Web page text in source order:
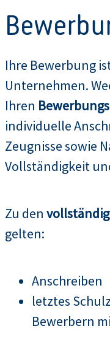
Ihre Bewerbung
Unternehmen.
Ihren
individuelle
Zeugnisse sowie
Vollständigkeit
Zu den
gelten:
Anschreiben
letztes
Bewerbern